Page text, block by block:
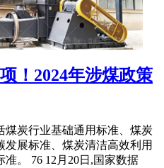
！2024年涉煤政策
煤炭行业基础通用标准、煤炭
展标准、煤炭清洁高效利用
。 76 12月20日,国家数据